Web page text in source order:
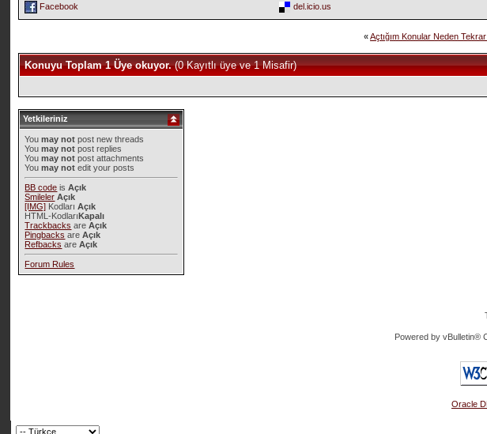
Facebook
del.icio.us
«Açtığım Konular Neden Tekrar
Konuyu Toplam 1 Üye okuyor.(0 Kayıtlı üye ve 1 Misafir)
Yetkileriniz
Youmay not post new threads
Youmay not post replies
Youmay not post attachments
Youmay not edit your posts
BB code isAçık
Smileler Açık
[IMG] KodlarıAçık
HTML-KodlarıKapalı
Trackbacks areAçık
Pingbacks areAçık
Refbacks areAçık
Forum Rules
Powered by vBulletin®
Oracle